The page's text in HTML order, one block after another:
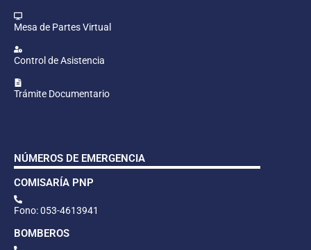
Mesa de Partes Virtual
Control de Asistencia
Trámite Documentario
NÚMEROS DE EMERGENCIA
COMISARÍA PNP
Fono: 053-4613941
BOMBEROS